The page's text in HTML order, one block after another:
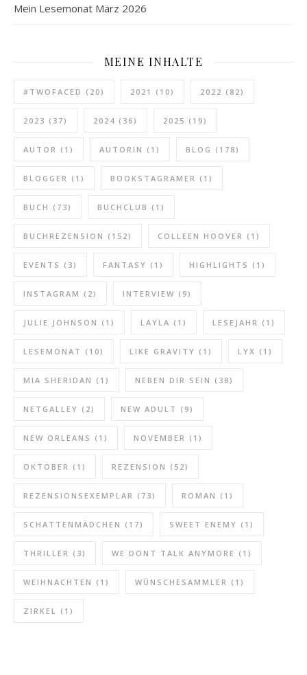
Mein Lesemonat März 2026
MEINE INHALTE
#TWOFACED (20) 2021 (10) 2022 (82)
2023 (37) 2024 (36) 2025 (19)
AUTOR (1) AUTORIN (1) BLOG (178)
BLOGGER (1) BOOKSTAGRAMER (1)
BUCH (73) BUCHCLUB (1)
BUCHREZENSION (152) COLLEEN HOOVER (1)
EVENTS (3) FANTASY (1) HIGHLIGHTS (1)
INSTAGRAM (2) INTERVIEW (9)
JULIE JOHNSON (1) LAYLA (1) LESEJAHR (1)
LESEMONAT (10) LIKE GRAVITY (1) LYX (1)
MIA SHERIDAN (1) NEBEN DIR SEIN (38)
NETGALLEY (2) NEW ADULT (9)
NEW ORLEANS (1) NOVEMBER (1)
OKTOBER (1) REZENSION (52)
REZENSIONSEXEMPLAR (73) ROMAN (1)
SCHATTENMÄDCHEN (17) SWEET ENEMY (1)
THRILLER (3) WE DONT TALK ANYMORE (1)
WEIHNACHTEN (1) WÜNSCHESAMMLER (1)
ZIRKEL (1)